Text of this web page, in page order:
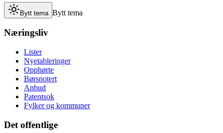
Bytt tema Bytt tema
Næringsliv
Lister
Nyetableringer
Opphørte
Børsnotert
Anbud
Patentsok
Fylker og kommuner
Det offentlige